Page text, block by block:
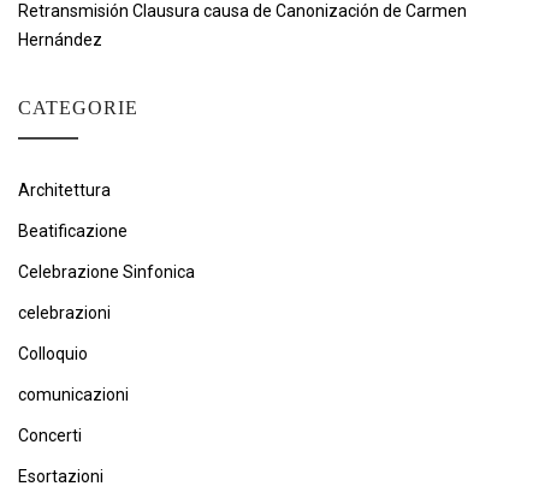
Retransmisión Clausura causa de Canonización de Carmen
Hernández
CATEGORIE
Architettura
Beatificazione
Celebrazione Sinfonica
celebrazioni
Colloquio
comunicazioni
Concerti
Esortazioni